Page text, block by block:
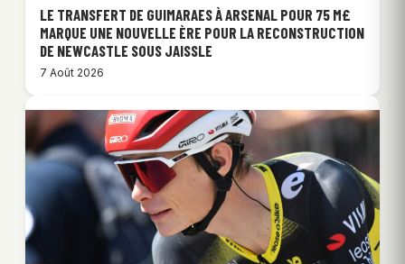
LE TRANSFERT DE GUIMARAES À ARSENAL POUR 75 M£
MARQUE UNE NOUVELLE ÈRE POUR LA RECONSTRUCTION
DE NEWCASTLE SOUS JAISSLE
7 Août 2026